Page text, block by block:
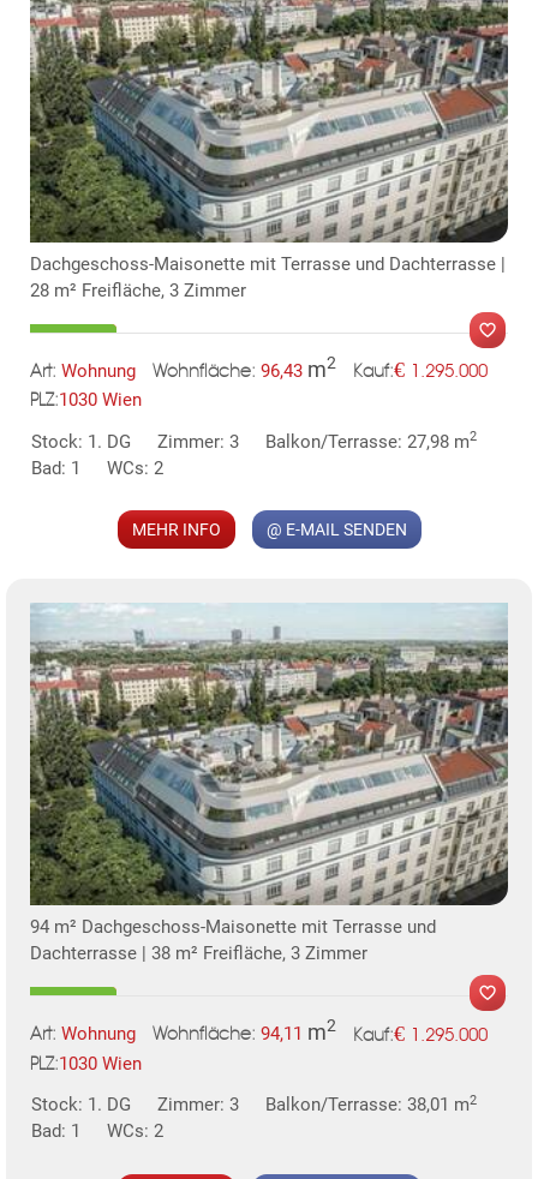
TE
KLIS
KLIS
MER
Dachgeschoss-Maisonette mit Terrasse und Dachterrasse |
28 m² Freifläche, 3 Zimmer
MER
Art: Wohnung Wohnfläche: 96,43 m2 Kauf:€ 1.295.000
PLZ:1030 Wien
Stock: 1. DG
Zimmer: 3 Balkon/Terrasse: 27,98 m2
Bad: 1 WCs: 2
MEHR INFO @ E-MAIL SENDEN
94 m² Dachgeschoss-Maisonette mit Terrasse und
Dachterrasse | 38 m² Freifläche, 3 Zimmer
Art: Wohnung Wohnfläche: 94,11 m2 Kauf:€ 1.295.000
PLZ:1030 Wien
Stock: 1. DG
Zimmer: 3 Balkon/Terrasse: 38,01 m2
Bad: 1 WCs: 2